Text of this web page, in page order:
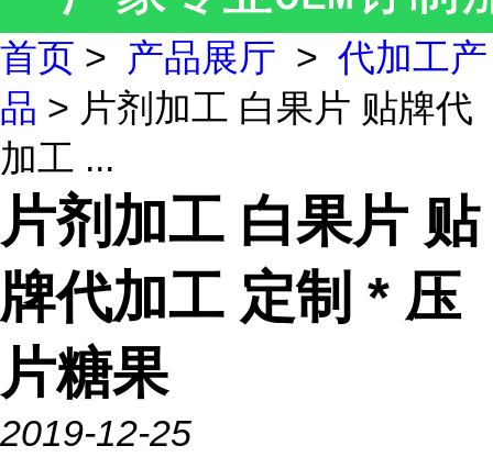
首页 > 产品展厅 > 代加工产
品 > 片剂加工 白果片 贴牌代
加工 ...
片剂加工 白果片 贴
牌代加工 定制 * 压
片糖果
2019-12-25